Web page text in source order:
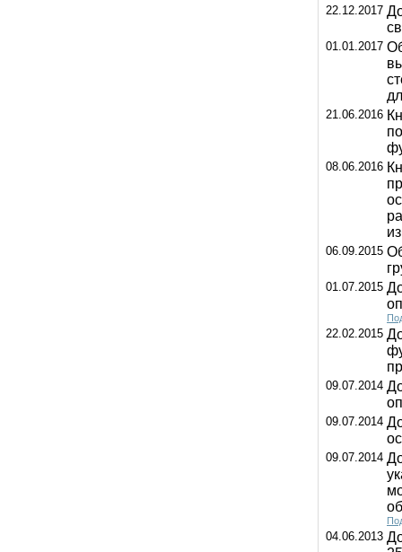
22.12.2017
01.01.2017
21.06.2016
08.06.2016
06.09.2015
01.07.2015
22.02.2015
09.07.2014
09.07.2014
09.07.2014
04.06.2013